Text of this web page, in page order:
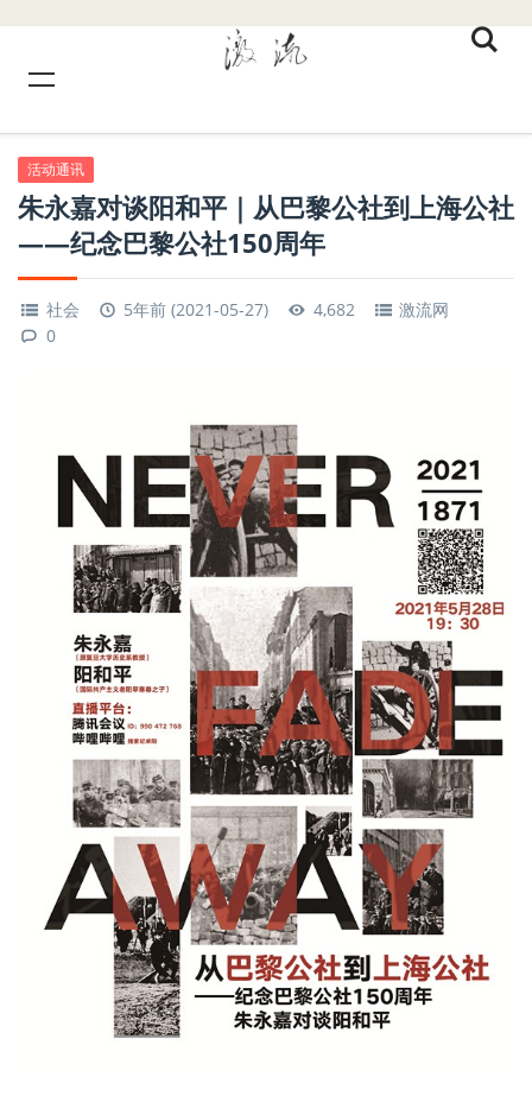
活动通讯
朱永嘉对谈阳和平｜从巴黎公社到上海公社
——纪念巴黎公社150周年
社会 5年前 (2021-05-27) 4,682
激流网
0